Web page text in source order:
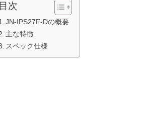
目次
JN-IPS27F-Dの概要
主な特徴
スペック仕様